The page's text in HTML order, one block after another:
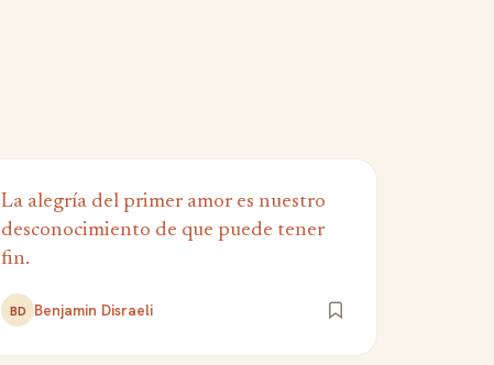
La alegría del primer amor es nuestro
desconocimiento de que puede tener
fin.
BD Benjamin Disraeli